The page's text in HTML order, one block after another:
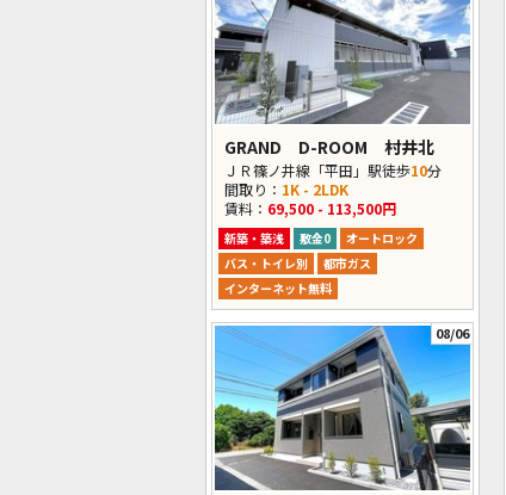
GRAND D-ROOM 村井北
ＪＲ篠ノ井線「平田」駅徒歩10分
間取り： 1K - 2LDK
賃料： 69,500 - 113,500円
新築・築浅 敷金0
オートロック
バス・トイレ別
都市ガス
インターネット無料
08/06